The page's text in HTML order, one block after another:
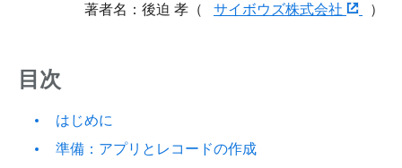
著者名：後迫 孝（
サイボウズ株式会社 ）
目次
はじめに
準備：アプリとレコードの作成